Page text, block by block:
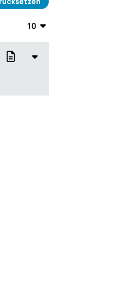
10
10
20